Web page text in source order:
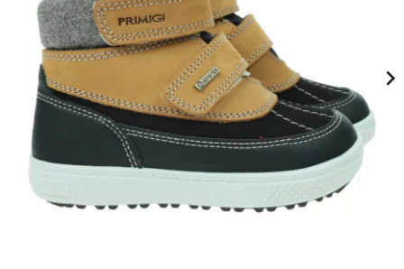
